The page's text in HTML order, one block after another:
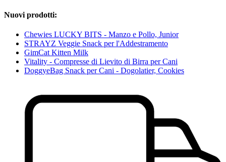
Nuovi prodotti:
Chewies LUCKY BITS - Manzo e Pollo, Junior
STRAYZ Veggie Snack per l'Addestramento
GimCat Kitten Milk
Vitality - Compresse di Lievito di Birra per Cani
DoggyeBag Snack per Cani - Dogolatier, Cookies